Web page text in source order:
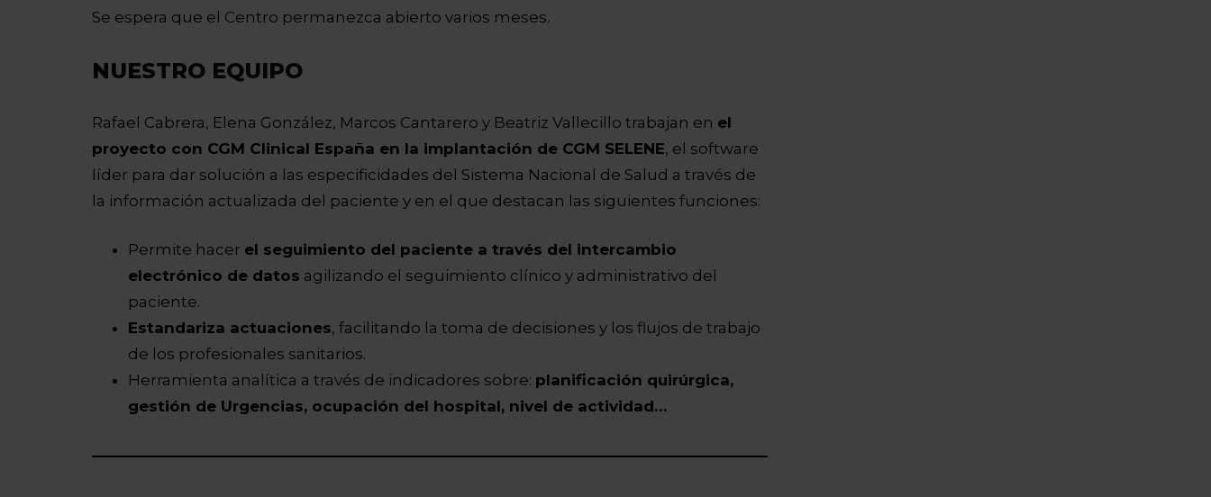
Se espera que el Centro permanezca abierto varios meses.
NUESTRO EQUIPO
Rafael Cabrera, Elena González, Marcos Cantarero y Beatriz Vallecillo trabajan en el
proyecto con CGM Clinical España en la implantación de CGM SELENE, el software
líder para dar solución a las especificidades del Sistema Nacional de Salud a través de
la información actualizada del paciente y en el que destacan las siguientes funciones:
Permite hacer el seguimiento del paciente a través del intercambio
electrónico de datos agilizando el seguimiento clínico y administrativo del
paciente.
Estandariza actuaciones, facilitando la toma de decisiones y los flujos de trabajo
de los profesionales sanitarios.
Herramienta analítica a través de indicadores sobre: planificación quirúrgica,
gestión de Urgencias, ocupación del hospital, nivel de actividad…